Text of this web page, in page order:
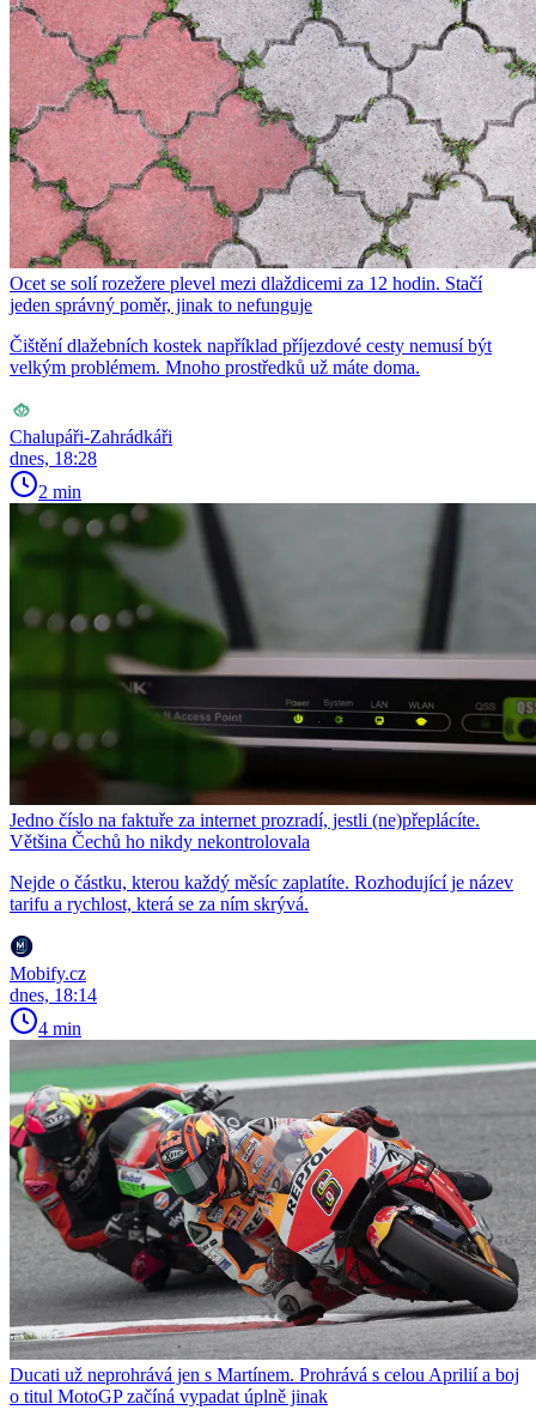
Ocet se solí rozežere plevel mezi dlaždicemi za 12 hodin. Stačí
jeden správný poměr, jinak to nefunguje
Čištění dlažebních kostek například příjezdové cesty nemusí být
velkým problémem. Mnoho prostředků už máte doma.
Chalupáři-Zahrádkáři
dnes, 18:28
2 min
Jedno číslo na faktuře za internet prozradí, jestli (ne)přeplácíte.
Většina Čechů ho nikdy nekontrolovala
Nejde o částku, kterou každý měsíc zaplatíte. Rozhodující je název
tarifu a rychlost, která se za ním skrývá.
Mobify.cz
dnes, 18:14
4 min
Ducati už neprohrává jen s Martínem. Prohrává s celou Aprilií a boj
o titul MotoGP začíná vypadat úplně jinak